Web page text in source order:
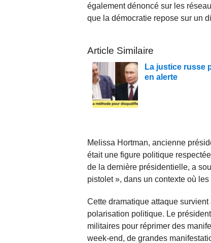
également dénoncé sur les
que la démocratie repose sur un
Article Similaire
La justice russe
en alerte
Melissa Hortman, ancienne
était une figure politique
de la dernière présidentielle, a
pistolet », dans un contexte où
Cette dramatique attaque
polarisation politique. Le
militaires pour réprimer des
week-end, de grandes